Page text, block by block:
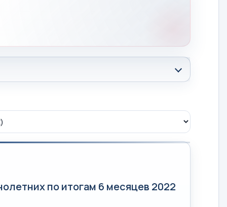
по итогам 6 месяцев 2022